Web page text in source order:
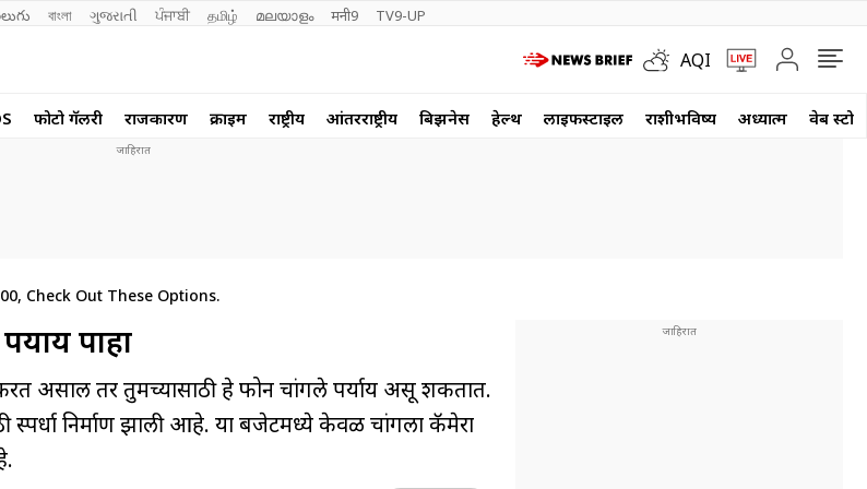
বাংলা ગુજરાતી ਪੰਜਾਬੀ தமிழ் മലയാളം मनी9 TV9-UP
AQI
फोटो गॅलरी राजकारण क्राईम राष्ट्रीय आंतरराष्ट्रीय बिझनेस हेल्थ लाईफस्टाईल राशीभविष्य अध्यात्म वेब
Check Out These Options.
पाहा
करत असाल तर तुमच्यासाठी हे फोन चांगले पर्याय असू शकतात.
निर्माण झाली आहे. या बजेटमध्ये केवळ चांगला कॅमेरा